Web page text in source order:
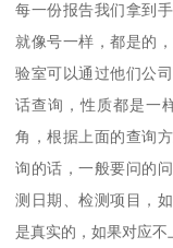
每一份报告我们拿到
就像号一样，都是的
验室可以通过他们公
话查询，性质都是一
角，根据上面的查询
询的话，一般要问的
测日期、检测项目，
是真实的，如果对应不